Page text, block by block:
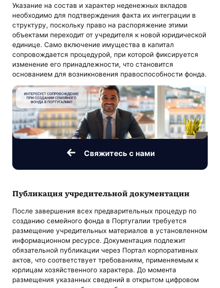
Указание на состав и характер неденежных вкладов
необходимо для подтверждения факта их интеграции в
структуру, поскольку право на распоряжение этими
объектами переходит от учредителя к новой юридической
единице. Само включение имущества в капитал
сопровождается процедурой, при которой фиксируется
изменение его принадлежности, что становится
основанием для возникновения правоспособности фонда.
Свяжитесь с нами
Публикация учредительной документации
После завершения всех предварительных процедур по
созданию семейного фонда в Португалии требуется
размещение учредительных материалов в установленном
информационном ресурсе. Документация подлежит
обязательной публикации через Портал корпоративных
актов, что соответствует требованиям, применяемым к
юрлицам хозяйственного характера. До момента
размещения указанных сведений в открытом цифровом